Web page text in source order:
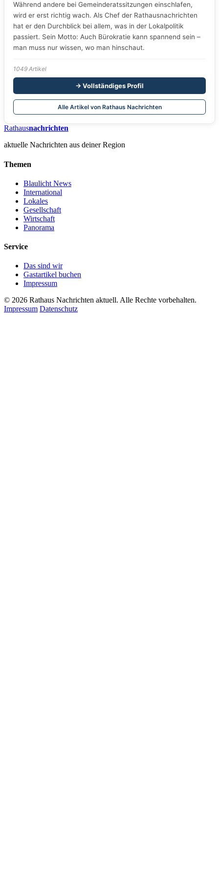
Während andere bei Gemeinderatssitzungen einschlafen,
wird er erst richtig wach. Als Chef der Rathausnachrichten
hat er den Durchblick bei allem, was in der Lokalpolitik
passiert. Sein Motto: Auch Bürokratie kann spannend sein –
man muss nur wissen, wo man hinschaut.
1049 Artikel
→ Vollständiges Profil
Alle Artikel von Rathaus Nachrichten
Rathausnachrichten
aktuelle Nachrichten aus deiner Region
Themen
Blaulicht News
International
Lokales
Gesellschaft
Wirtschaft
Panorama
Service
Das sind wir
Gastartikel buchen
Impressum
© 2026 Rathaus Nachrichten aktuell. Alle Rechte vorbehalten.
Impressum Datenschutz